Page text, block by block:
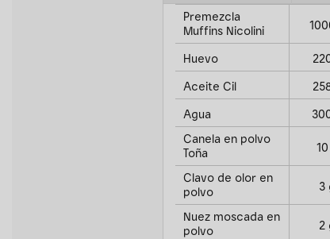
Premezcla
Muffins Nicolini
Huevo
Aceite Cil
Agua
Canela en polvo
Toña
Clavo de olor en
polvo
3
Nuez moscada en
polvo
2